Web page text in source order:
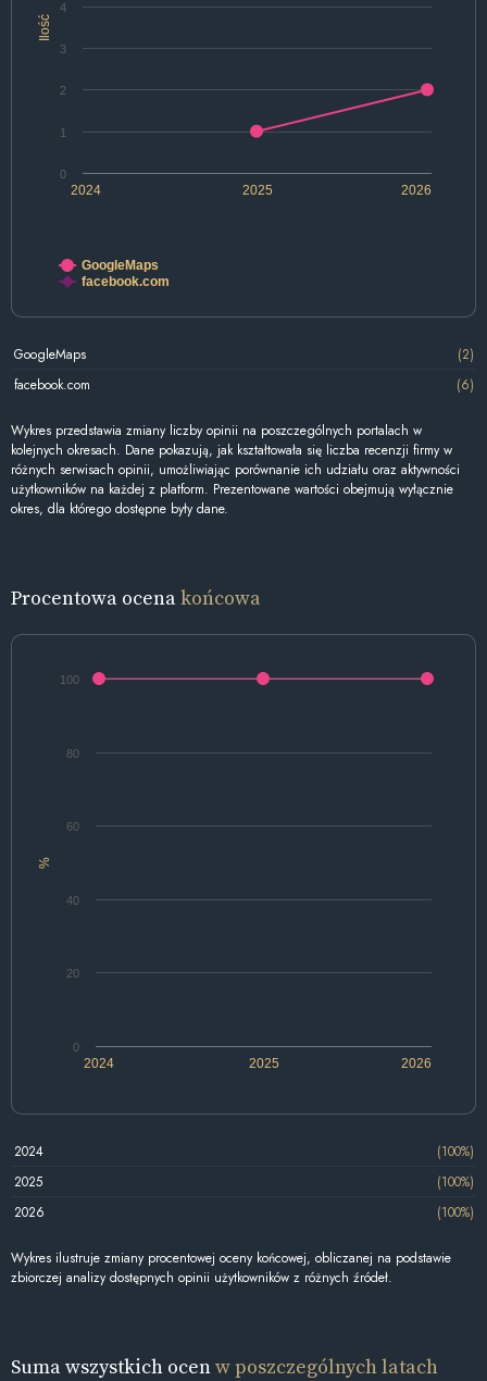
Ilość
2024 2025 2026
0
1
2
3
4
GoogleMaps
facebook.com
GoogleMaps
(2)
facebook.com
(6)
Wykres przedstawia zmiany liczby opinii na poszczególnych portalach w
kolejnych okresach. Dane pokazują, jak kształtowała się liczba recenzji firmy w
różnych serwisach opinii, umożliwiając porównanie ich udziału oraz aktywności
użytkowników na każdej z platform. Prezentowane wartości obejmują wyłącznie
okres, dla którego dostępne były dane.
Procentowa ocenakońcowa
%
2024 2025 2026
0
20
40
60
80
100
2024
(100%)
2025
(100%)
2026
(100%)
Wykres ilustruje zmiany procentowej oceny końcowej, obliczanej na podstawie
zbiorczej analizy dostępnych opinii użytkowników z różnych źródeł.
Suma wszystkich ocenw poszczególnych latach